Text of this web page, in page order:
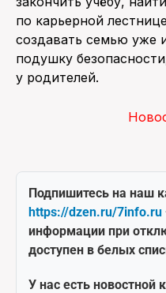
по карьерной
создавать семью уже
подушку
у родителей.
Подпишитесь на наш
https://dzen.ru/7info.ru
информации при
доступен в белых
У нас есть новостной